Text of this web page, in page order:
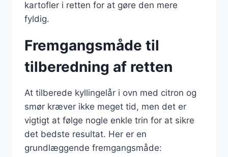
kartofler i retten for at gøre den mere
fyldig.
Fremgangsmåde til
tilberedning af retten
At tilberede kyllingelår i ovn med citron og
smør kræver ikke meget tid, men det er
vigtigt at følge nogle enkle trin for at sikre
det bedste resultat. Her er en
grundlæggende fremgangsmåde: